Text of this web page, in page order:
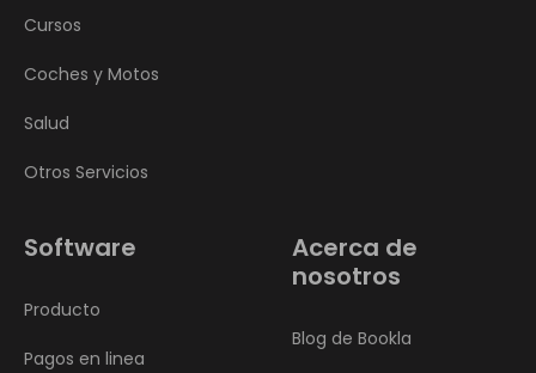
Cursos
Coches y Motos
Salud
Otros Servicios
Software
Producto
Pagos en linea
Acerca de
nosotros
Blog de Bookla